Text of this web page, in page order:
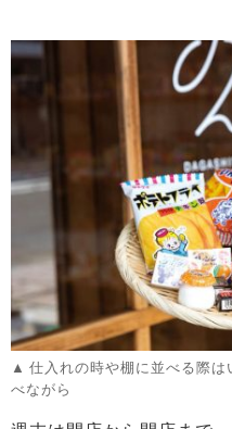
仕入れの時や棚に並べる際
べながら